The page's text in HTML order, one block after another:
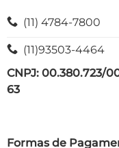
(11) 4784-7800
(11)93503-4464
CNPJ: 00.380.723/
63
Formas de